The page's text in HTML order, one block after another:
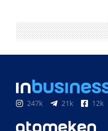
247k 21k 12k